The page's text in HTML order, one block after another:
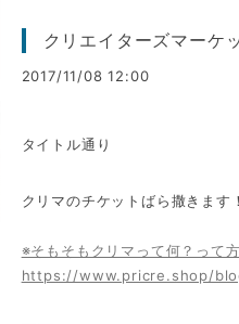
クリエイターズマーケ
2017/11/08 12:00
タイトル通り
クリマのチケットばら撒きます！
※そもそもクリマって何？って
https://www.pricre.shop/